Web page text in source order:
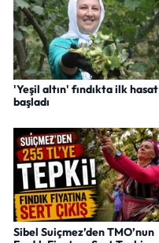
'Yeşil altın' fındıkta ilk hasat
başladı
Sibel Suiçmez’den TMO’nun